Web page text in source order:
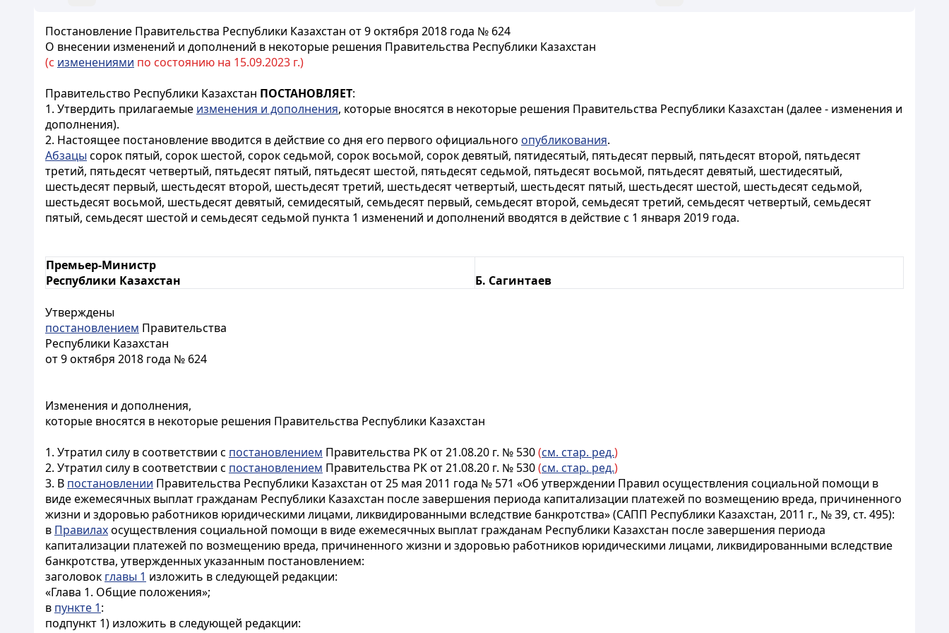
Постановление Правительства Республики Казахстан от 9 октября 2018 года № 624
О внесении изменений и дополнений в некоторые решения Правительства Республики Казахстан
(с изменениями по состоянию на 15.09.2023 г.)
Правительство Республики Казахстан ПОСТАНОВЛЯЕТ:
1. Утвердить прилагаемые изменения и дополнения, которые вносятся в некоторые решения Правительства Республики Казахстан (далее - изменения и
дополнения).
2. Настоящее постановление вводится в действие со дня его первого официального опубликования.
Абзацы сорок пятый, сорок шестой, сорок седьмой, сорок восьмой, сорок девятый, пятидесятый, пятьдесят первый, пятьдесят второй, пятьдесят
третий, пятьдесят четвертый, пятьдесят пятый, пятьдесят шестой, пятьдесят седьмой, пятьдесят восьмой, пятьдесят девятый, шестидесятый,
шестьдесят первый, шестьдесят второй, шестьдесят третий, шестьдесят четвертый, шестьдесят пятый, шестьдесят шестой, шестьдесят седьмой,
шестьдесят восьмой, шестьдесят девятый, семидесятый, семьдесят первый, семьдесят второй, семьдесят третий, семьдесят четвертый, семьдесят
пятый, семьдесят шестой и семьдесят седьмой пункта 1 изменений и дополнений вводятся в действие с 1 января 2019 года.
Премьер-Министр
Республики Казахстан
Б. Сагинтаев
Утверждены
постановлением Правительства
Республики Казахстан
от 9 октября 2018 года № 624
Изменения и дополнения,
которые вносятся в некоторые решения Правительства Республики Казахстан
1. Утратил силу в соответствии с постановлением Правительства РК от 21.08.20 г. № 530(см. стар. ред.)
2. Утратил силу в соответствии с постановлением Правительства РК от 21.08.20 г. № 530(см. стар. ред.)
3. В постановлении Правительства Республики Казахстан от 25 мая 2011 года № 571 «Об утверждении Правил осуществления социальной помощи в
виде ежемесячных выплат гражданам Республики Казахстан после завершения периода капитализации платежей по возмещению вреда, причиненного
жизни и здоровью работников юридическими лицами, ликвидированными вследствие банкротства» (САПП Республики Казахстан, 2011 г., № 39, ст. 495):
в Правилахосуществления социальной помощи в виде ежемесячных выплат гражданам Республики Казахстан после завершения периода
капитализации платежей по возмещению вреда, причиненного жизни и здоровью работников юридическими лицами, ликвидированными вследствие
банкротства, утвержденных указанным постановлением:
заголовок главы 1 изложить в следующей редакции:
«Глава 1. Общие положения»;
в пункте 1:
подпункт 1) изложить в следующей редакции: